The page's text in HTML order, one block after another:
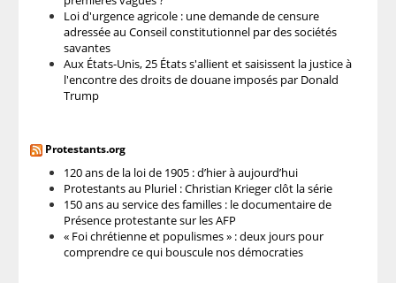
Loi d'urgence agricole : une demande de censure
adressée au Conseil constitutionnel par des sociétés
savantes
Aux États-Unis, 25 États s'allient et saisissent la justice à
l'encontre des droits de douane imposés par Donald
Trump
Protestants.org
120 ans de la loi de 1905 : d’hier à aujourd’hui
Protestants au Pluriel : Christian Krieger clôt la série
150 ans au service des familles : le documentaire de
Présence protestante sur les AFP
« Foi chrétienne et populismes » : deux jours pour
comprendre ce qui bouscule nos démocraties